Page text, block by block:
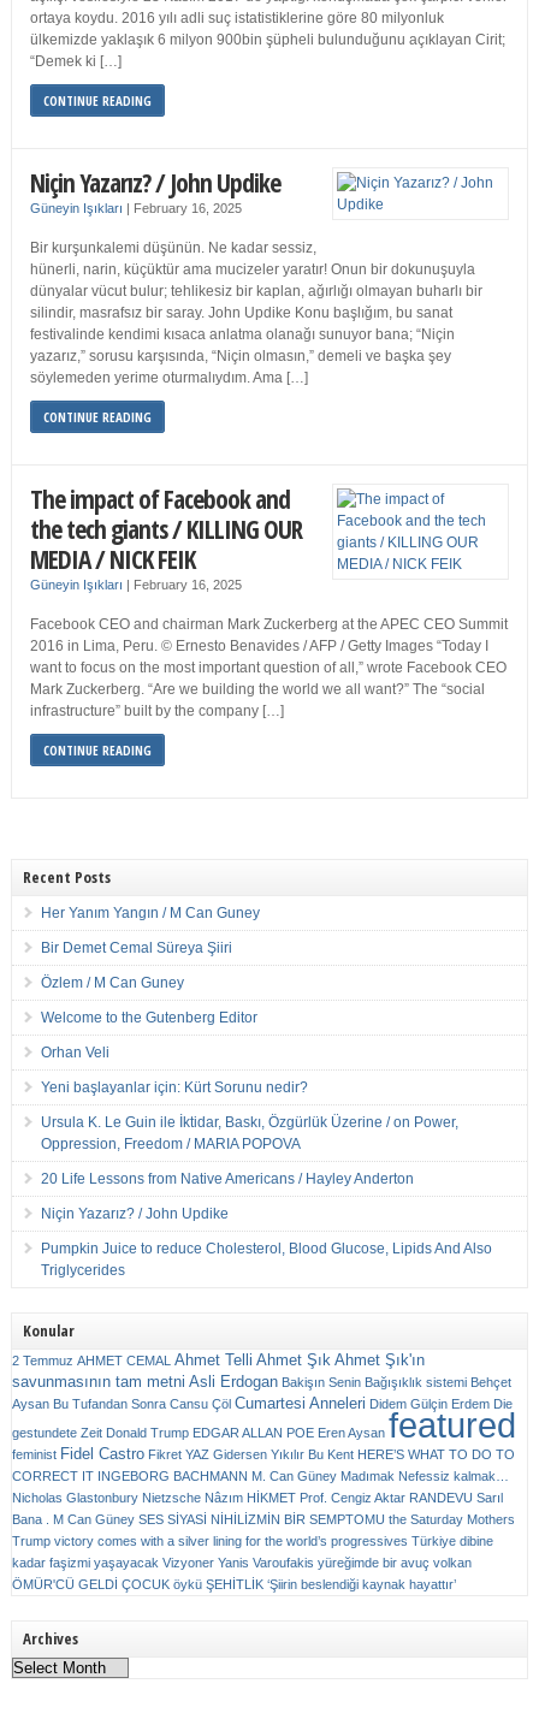
ortaya koydu. 2016 yılı adli suç istatistiklerine göre 80 milyonluk
ülkemizde yaklaşık 6 milyon 900bin şüpheli bulunduğunu açıklayan Cirit;
“Demek ki […]
CONTINUE READING
Niçin Yazarız? / John Updike
Güneyin Işıkları | February 16, 2025
Bir kurşunkalemi düşünün. Ne kadar sessiz,
hünerli, narin, küçüktür ama mucizeler yaratır! Onun bir dokunuşuyla
dünyalar vücut bulur; tehlikesiz bir kaplan, ağırlığı olmayan buharlı bir
silindir, masrafsız bir saray. John Updike Konu başlığım, bu sanat
festivalinde kendimi kısaca anlatma olanağı sunuyor bana; “Niçin
yazarız,” sorusu karşısında, “Niçin olmasın,” demeli ve başka şey
söylemeden yerime oturmalıydım. Ama […]
CONTINUE READING
The impact of Facebook and
the tech giants / KILLING OUR
MEDIA / NICK FEIK
Güneyin Işıkları | February 16, 2025
Facebook CEO and chairman Mark Zuckerberg at the APEC CEO Summit
2016 in Lima, Peru. © Ernesto Benavides / AFP / Getty Images “Today I
want to focus on the most important question of all,” wrote Facebook CEO
Mark Zuckerberg. “Are we building the world we all want?” The “social
infrastructure” built by the company […]
CONTINUE READING
Recent Posts
Her Yanım Yangın / M Can Guney
Bir Demet Cemal Süreya Şiiri
Özlem / M Can Guney
Welcome to the Gutenberg Editor
Orhan Veli
Yeni başlayanlar için: Kürt Sorunu nedir?
Ursula K. Le Guin ile İktidar, Baskı, Özgürlük Üzerine / on Power,
Oppression, Freedom / MARIA POPOVA
20 Life Lessons from Native Americans / Hayley Anderton
Niçin Yazarız? / John Updike
Pumpkin Juice to reduce Cholesterol, Blood Glucose, Lipids And Also
Triglycerides
Konular
2 Temmuz AHMET CEMAL Ahmet Telli Ahmet Şık Ahmet Şık'ın
savunmasının tam metni Asli Erdogan Bakişın Senin Bağışıklık sistemi Behçet
Aysan Bu Tufandan Sonra Cansu Çöl Cumartesi Anneleri Didem Gülçin Erdem Die
gestundete Zeit Donald Trump EDGAR ALLAN POE Eren Aysan featured
feminist Fidel Castro Fikret YAZ Gidersen Yıkılır Bu Kent HERE’S WHAT TO DO TO
CORRECT IT INGEBORG BACHMANN M. Can Güney Madımak Nefessiz kalmak…
Nicholas Glastonbury Nietzsche Nâzım HİKMET Prof. Cengiz Aktar RANDEVU Sarıl
Bana . M Can Güney SES SİYASİ NİHİLİZMİN BİR SEMPTOMU the Saturday Mothers
Trump victory comes with a silver lining for the world’s progressives Türkiye dibine
kadar faşizmi yaşayacak Vizyoner Yanis Varoufakis yüreğimde bir avuç volkan
ÖMÜR'CÜ GELDİ ÇOCUK öykü ŞEHİTLİK ‘Şiirin beslendiği kaynak hayattır’
Archives
Archives